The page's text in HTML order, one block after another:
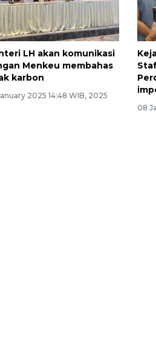
LH akan komunikasi
Menkeu membahas
karbon
2025 14:48 WIB, 2025
08